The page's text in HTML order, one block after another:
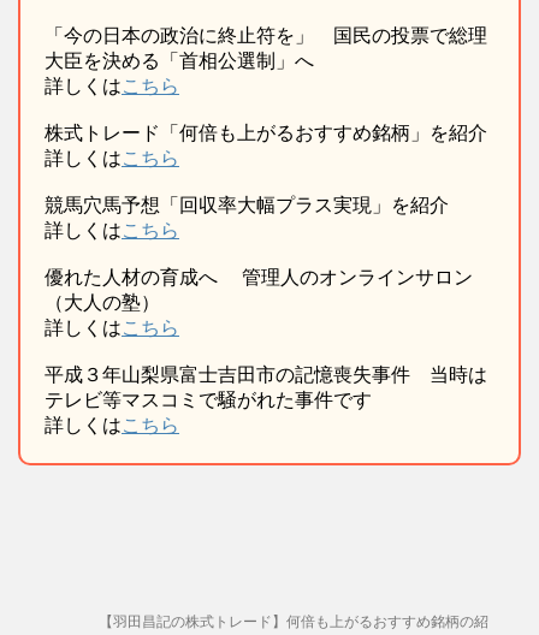
「今の日本の政治に終止符を」 国民の投票で総理
大臣を決める「首相公選制」へ
詳しくはこちら
株式トレード「何倍も上がるおすすめ銘柄」を紹介
詳しくはこちら
競馬穴馬予想「回収率大幅プラス実現」を紹介
詳しくはこちら
優れた人材の育成へ 管理人のオンラインサロン
（大人の塾）
詳しくはこちら
平成３年山梨県富士吉田市の記憶喪失事件 当時は
テレビ等マスコミで騒がれた事件です
詳しくはこちら
【羽田昌記の株式トレード】何倍も上がるおすすめ銘柄の紹